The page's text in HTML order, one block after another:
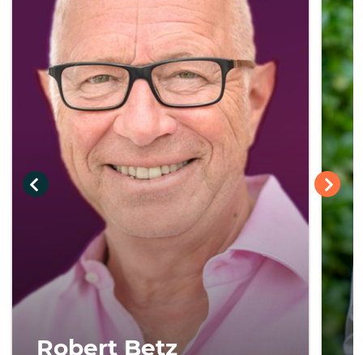
Robert Betz